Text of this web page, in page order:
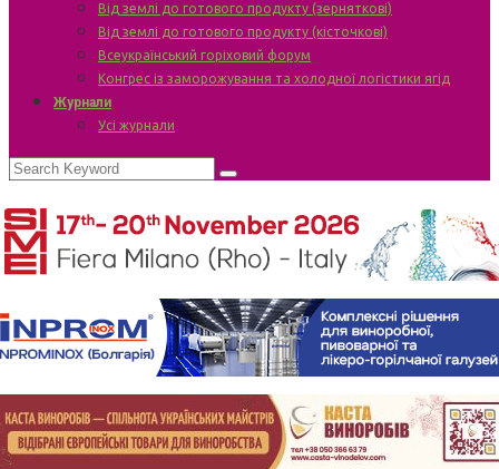
Від землі до готового продукту (зерняткові)
Від землі до готового продукту (кісточкові)
Всеукраїнський горіховий форум
Конгрес із заморожування та холодної логістики ягід
Журнали
Усі журнали